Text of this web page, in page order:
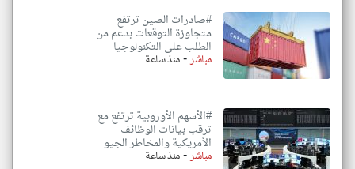
#صادرات الصين ترتفع
متجاوزة التوقعات بدعم من
الطلب على التكنولوجيا
مباشر-منذ ساعة
#الأسهم الأوروبية ترتفع مع
ترقب بيانات الوظائف
الأمريكية والمخاطر الجيو
مباشر-منذ ساعة